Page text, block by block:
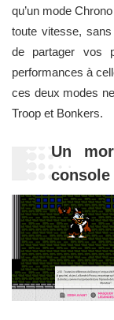
qu’un mode
toute vitesse,
de partager vos
performances à
ces deux modes
Troop et Bonkers.
Un
console